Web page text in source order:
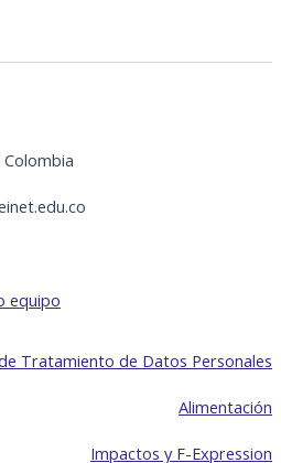
equipo
Tratamiento de Datos Personales
Alimentación
Impactos y F-Expression